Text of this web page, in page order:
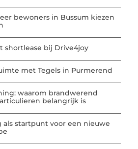
bewoners in Bussum kiezen
shortlease bij Drive4joy
met Tegels in Purmerend
waarom brandwerend
belangrijk is
startpunt voor een nieuwe